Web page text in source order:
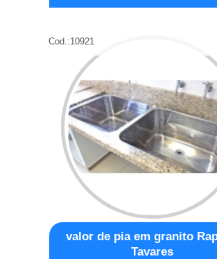
Cod.:10921
valor de pia em granito
Tavares